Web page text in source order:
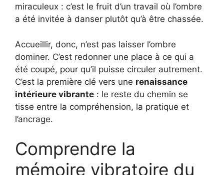
miraculeux : c’est le fruit d’un travail où l’ombre
a été invitée à danser plutôt qu’à être chassée.
Accueillir, donc, n’est pas laisser l’ombre
dominer. C’est redonner une place à ce qui a
été coupé, pour qu’il puisse circuler autrement.
C’est la première clé vers une renaissance
intérieure vibrante : le reste du chemin se
tisse entre la compréhension, la pratique et
l’ancrage.
Comprendre la
mémoire vibratoire du